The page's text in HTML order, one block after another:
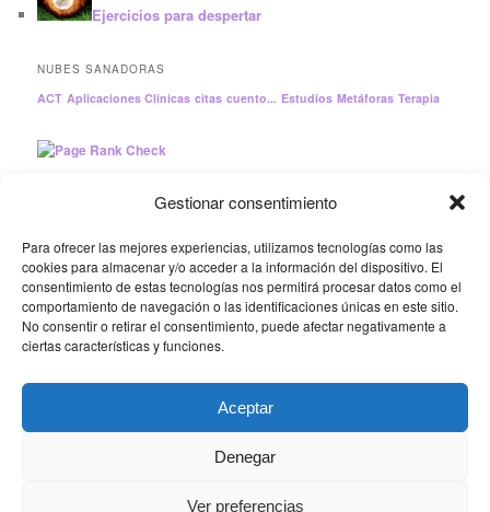
Gestionar consentimiento
Para ofrecer las mejores experiencias, utilizamos tecnologías como las
cookies para almacenar y/o acceder a la información del dispositivo. El
consentimiento de estas tecnologías nos permitirá procesar datos como el
comportamiento de navegación o las identificaciones únicas en este sitio.
No consentir o retirar el consentimiento, puede afectar negativamente a
ciertas características y funciones.
Aceptar
Denegar
Ver preferencias
Ejercicios para despertar
NUBES SANADORAS
ACT Aplicaciones Clínicas citas cuento... Estudios Metáforas Terapia
NOROESTE DE MADRID
Trabajamos juntos para mejorar la calidad de los Servicios
Psicológicos y el Bienestar de la ciudadanía.
Política de cookies|Aviso legal | © 2013-2026 «Psicología
Integrativa: Tu Espacio para Sanar»